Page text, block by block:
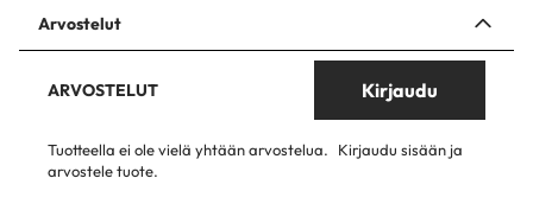
Arvostelut
ARVOSTELUT Kirjaudu
Tuotteella ei ole vielä yhtään arvostelua.
Kirjaudu sisään ja
arvostele tuote.